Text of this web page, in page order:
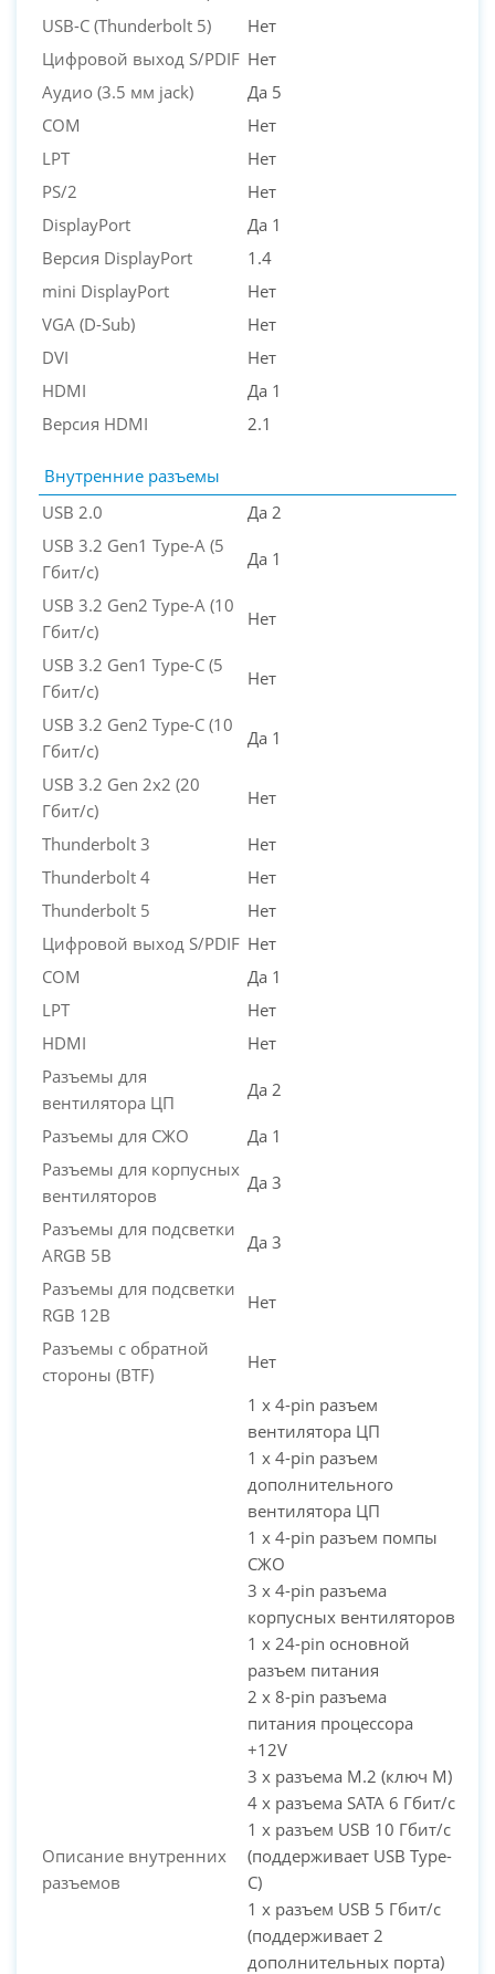
USB-C (Thunderbolt 5)
Нет
Цифровой выход S/PDIF Нет
Аудио (3.5 мм jack)
Да 5
COM
Нет
LPT
Нет
PS/2
Нет
DisplayPort
Да 1
Версия DisplayPort
1.4
mini DisplayPort
Нет
VGA (D-Sub)
Нет
DVI
Нет
HDMI
Да 1
Версия HDMI
2.1
Внутренние разъемы
USB 2.0
Да 2
USB 3.2 Gen1 Type-A (5
Гбит/с)
Да 1
USB 3.2 Gen2 Type-A (10
Гбит/с)
Нет
USB 3.2 Gen1 Type-C (5
Гбит/с)
Нет
USB 3.2 Gen2 Type-C (10
Гбит/с)
Да 1
USB 3.2 Gen 2x2 (20
Гбит/с)
Нет
Thunderbolt 3
Нет
Thunderbolt 4
Нет
Thunderbolt 5
Нет
Цифровой выход S/PDIF Нет
COM
Да 1
LPT
Нет
HDMI
Нет
Разъемы для
вентилятора ЦП
Да 2
Разъемы для СЖО
Да 1
Разъемы для корпусных
вентиляторов
Да 3
Разъемы для подсветки
ARGB 5В
Да 3
Разъемы для подсветки
RGB 12В
Нет
Разъемы с обратной
стороны (BTF)
Нет
Описание внутренних
разъемов
1 x 4-pin разъем
вентилятора ЦП
1 x 4-pin разъем
дополнительного
вентилятора ЦП
1 x 4-pin разъем помпы
СЖО
3 x 4-pin разъема
корпусных вентиляторов
1 x 24-pin основной
разъем питания
2 x 8-pin разъема
питания процессора
+12V
3 x разъема M.2 (ключ M)
4 x разъема SATA 6 Гбит/с
1 x разъем USB 10 Гбит/с
(поддерживает USB Type-
C)
1 x разъем USB 5 Гбит/с
(поддерживает 2
дополнительных порта)